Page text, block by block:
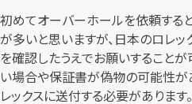
初めてオーバーホールを依頼する
が多いと思いますが、日本のロレ
を確認したうえでお願いすることが
い場合や保証書が偽物の可能性
レックスに送付する必要があります。